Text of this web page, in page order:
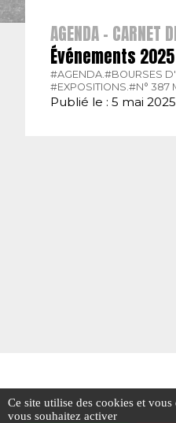
AGENDA - CARNET
Événements 2025
#AGENDA. #BOURSES
#EXPOSITIONS. #N° 387
Publié le : 5 mai 2025
Ce site utilise des cookies et
vous souhaitez activer